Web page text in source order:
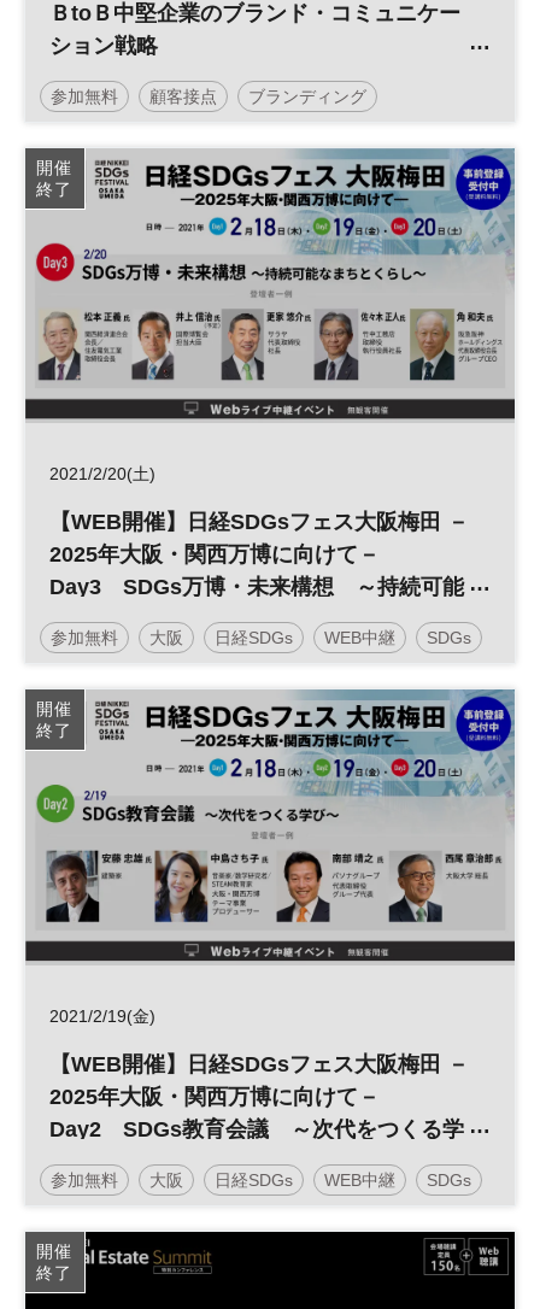
ＢtoＢ中堅企業のブランド・コミュニケー
ション戦略
～新市場開拓に求められる信用力強化策と
して～
参加無料 顧客接点 ブランディング
開催
終了
2021/2/20(土)
【WEB開催】日経SDGsフェス大阪梅田 －
2025年大阪・関西万博に向けて－
Day3 SDGs万博・未来構想 ～持続可能
なまちとくらし～
参加無料 大阪 日経SDGs WEB中継 SDGs
開催
終了
2021/2/19(金)
【WEB開催】日経SDGsフェス大阪梅田 －
2025年大阪・関西万博に向けて－
Day2 SDGs教育会議 ～次代をつくる学
び～
参加無料 大阪 日経SDGs WEB中継 SDGs
開催
終了